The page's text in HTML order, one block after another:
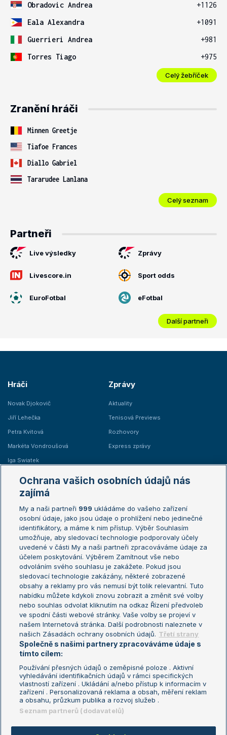
Obradovic Andrea
+1126
Eala Alexandra
+1091
Guerrieri Andrea
+981
Torres Tiago
+975
Celý žebříček
Zranění hráči
Minnen Greetje
Tiafoe Frances
Diallo Gabriel
Tararudee Lanlana
Celý seznam
Partneři
Live výsledky Zprávy
Livescore.in Sport odds
EuroFotbal eFotbal
Další partneři
Hráči
Novak Djokovič
Jiří Lehečka
Petra Kvitová
Markéta Vondroušová
Iga Swiatek
Zprávy
Aktuality
Tenisová Previews
Rozhovory
Express zprávy
Žebříčky
Žebříček ATP (muži)
Žebříček WTA (ženy)
Sázkařský žebříček
Australian Open
French Open
Wimbledon
US Open
Turnaj mistrů
Turnaj mistryň
Aktualní trendy
Fotbalové přestupy
Livesport Daily
LS Prague Open
Podmínky užití
Nastavení soukromí
GDPR a žurnalistika
Reklama
Kontakt
Informace o zpracování osobních
údajů
Ochrana vašich osobních údajů nás
zajímá
My a naši partneři 999 ukládáme do vašeho zařízení
osobní údaje, jako jsou údaje o prohlížení nebo jedinečné
identifikátory, a máme k nim přístup. Výběr Souhlasím
umožňuje, aby sledovací technologie podporovaly účely
uvedené v části My a naši partneři zpracováváme údaje za
účelem poskytování. Výběrem Zamítnout vše nebo
odvoláním svého souhlasu je zakážete. Pokud jsou
sledovací technologie zakázány, některé zobrazené
obsahy a reklamy pro vás nemusí být tolik relevantní. Tuto
nabídku můžete kdykoli znovu zobrazit a změnit své volby
nebo souhlas odvolat kliknutím na odkaz Řízení předvoleb
ve spodní části webové stránky. Vaše volby se projeví v
našem Internetová stránka. Další podrobnosti naleznete v
našich Zásadách ochrany osobních údajů. Třetí strany
Společně s našimi partnery zpracováváme údaje s
tímto cílem:
Používání přesných údajů o zeměpisné poloze . Aktivní
vyhledávání identifikačních údajů v rámci specifických
vlastností zařízení . Ukládání a/nebo přístup k informacím v
zařízení . Personalizovaná reklama a obsah, měření reklam
a obsahu, průzkum publika a rozvoj služeb .
Seznam partnerů (dodavatelů)